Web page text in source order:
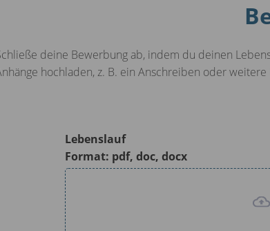
deine Bewerbung ab, indem du deinen
hochladen, z. B. ein Anschreiben oder
Lebenslauf
Format: pdf, doc, docx